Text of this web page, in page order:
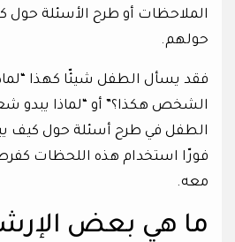
الملاحظات أو طرح الأسئلة حول
حولهم.
فقد يسأل الطفل شيئّا كهذا
الشخص هكذا؟” أو “لماذا يبدو
الطفل في طرح أسئلة حول كيف
فورّا استخدام هذه اللحظات
معه.
ما هي بعض